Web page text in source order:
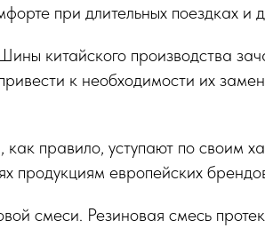
при длительных поездках и
китайского производства
к необходимости их
правило, уступают по своим
продукциям европейских
смеси. Резиновая смесь